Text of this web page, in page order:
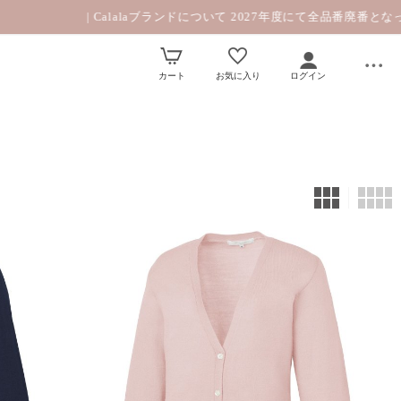
カート お気に入り ログイン
| Calalaブランドについて 2027年度にて全品番廃番となっております